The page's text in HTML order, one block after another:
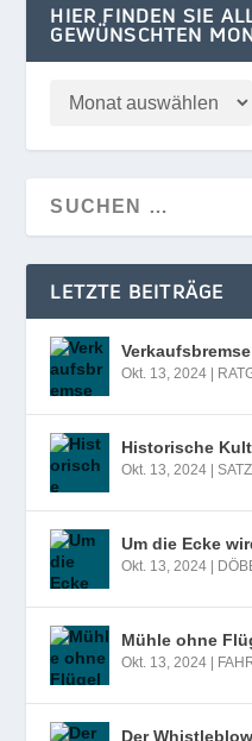
HIER FINDEN SIE
GEWÜNSCHTEN
LETZTE BEITRÄGE
Okt. 13, 2024
Historische
Okt. 13, 2024 |
Um die Ecke
Okt. 13, 2024
Mühle ohne
Okt. 13, 2024
Der